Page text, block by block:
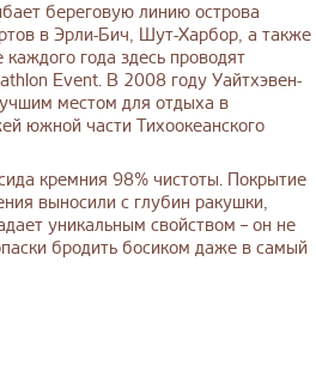
береговую линию острова
в Эрли-Бич, Шут-Харбор, а также
года здесь проводят
Event. В 2008 году Уайтхэвен-
местом для отдыха в
южной части Тихоокеанского
кремния 98% чистоты. Покрытие
выносили с глубин ракушки,
уникальным свойством – он не
бродить босиком даже в самый